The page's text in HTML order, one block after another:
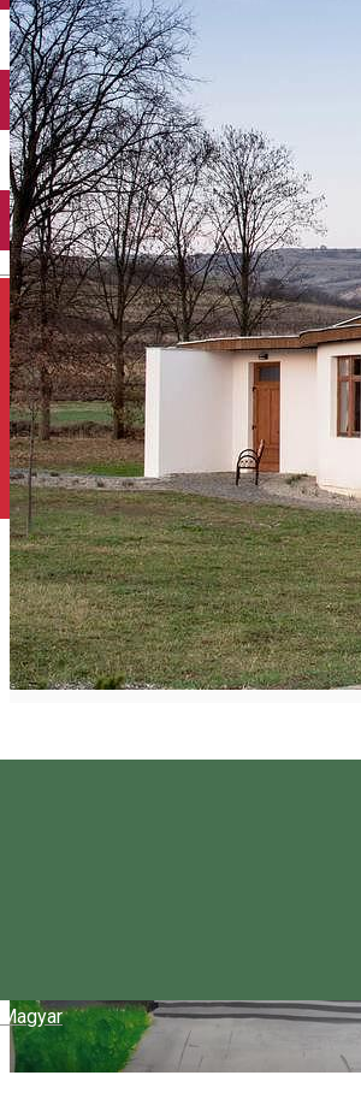
English
Magyar
Închirieri auto
Închirieri de biciclete